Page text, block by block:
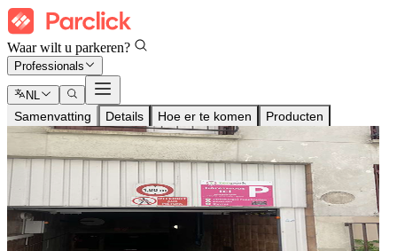
Waar wilt u parkeren?
Professionals
NL
Samenvatting Details Hoe er te komen Producten